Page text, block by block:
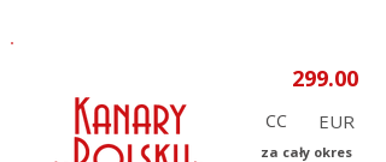
CC
za cały okres